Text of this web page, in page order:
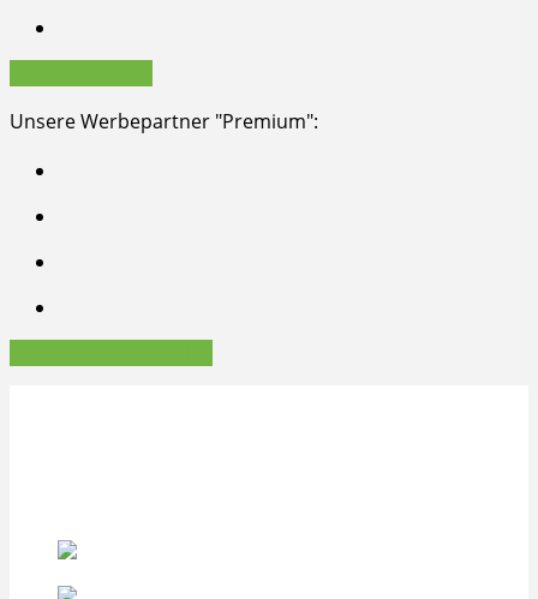
Unsere Werbepartner "Premium":